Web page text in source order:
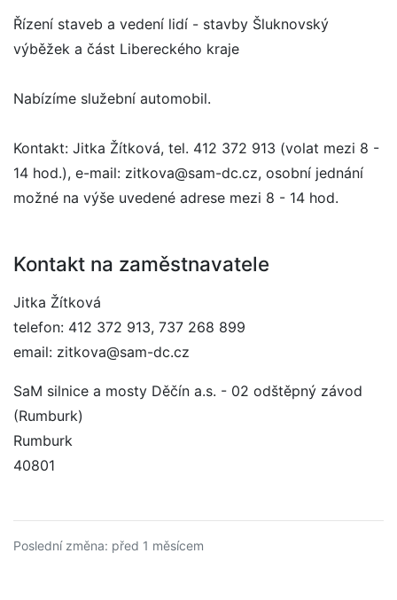
Řízení staveb a vedení lidí - stavby Šluknovský
výběžek a část Libereckého kraje
Nabízíme služební automobil.
Kontakt: Jitka Žítková, tel. 412 372 913 (volat mezi 8 -
14 hod.), e-mail: zitkova@sam-dc.cz, osobní jednání
možné na výše uvedené adrese mezi 8 - 14 hod.
Kontakt na zaměstnavatele
Jitka Žítková
telefon: 412 372 913, 737 268 899
email: zitkova@sam-dc.cz
SaM silnice a mosty Děčín a.s. - 02 odštěpný závod
(Rumburk)
Rumburk
40801
Poslední změna: před 1 měsícem